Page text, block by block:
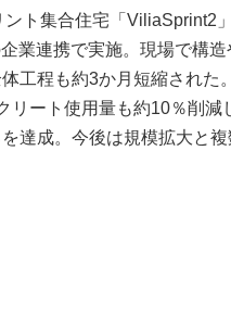
ト集合住宅「ViliaSprint2
業連携で実施。現場で構
工程も約3か月短縮され
ート使用量も約10％削減
達成。今後は規模拡大と